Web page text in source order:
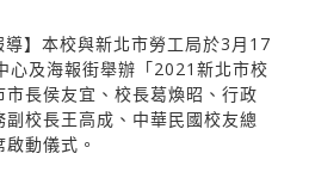
導】本校與新北市勞工局於3月17
心及海報街舉辦「2021新北市校
長侯友宜、校長葛煥昭、行政
校長王高成、中華民國校友總
動儀式。